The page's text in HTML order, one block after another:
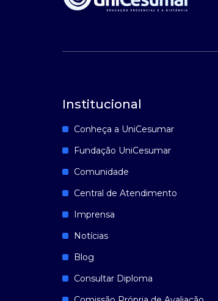
Institucional
Conheça a UniCesumar
Fundação UniCesumar
Comunidade
Central de Atendimento
Imprensa
Notícias
Blog
Consultar Diploma